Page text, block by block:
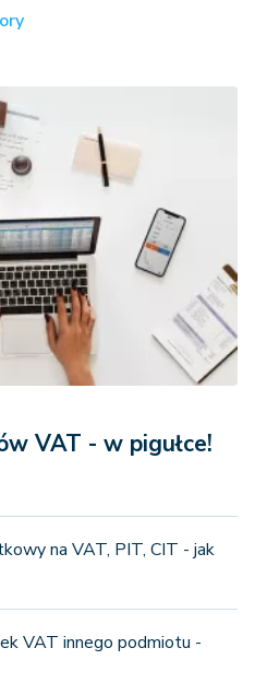
VAT - w pigułce!
na VAT, PIT, CIT - jak
VAT innego podmiotu -